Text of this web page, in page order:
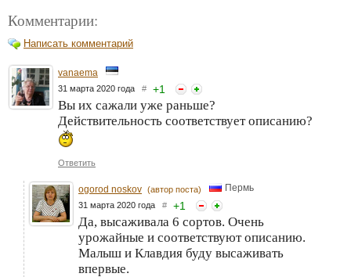
Комментарии:
Написать комментарий
vanaema
31 марта 2020 года # +1
Вы их сажали уже раньше?
Действительность соответствует описанию?
Ответить
ogorod noskov (автор поста) Пермь
31 марта 2020 года # +1
Да, высаживала 6 сортов. Очень
урожайные и соответствуют описанию.
Малыш и Клавдия буду высаживать
впервые.